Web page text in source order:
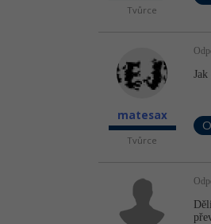
Tvůrce
matesax
Tvůrce